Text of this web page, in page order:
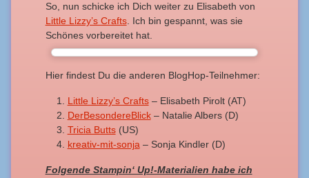
So, nun schicke ich Dich weiter zu Elisabeth von
Little Lizzy’s Crafts. Ich bin gespannt, was sie
Schönes vorbereitet hat.
Hier findest Du die anderen BlogHop-Teilnehmer:
Little Lizzy’s Crafts– Elisabeth Pirolt (AT)
DerBesondereBlick– Natalie Albers (D)
Tricia Butts(US)
kreativ-mit-sonja – Sonja Kindler (D)
Folgende Stampin‘ Up!-Materialien habe ich